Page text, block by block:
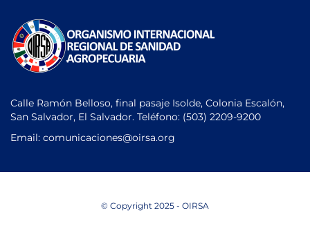
Calle Ramón Belloso, final pasaje Isolde, Colonia Escalón,
San Salvador, El Salvador. Teléfono: (503) 2209-9200
Email: comunicaciones@oirsa.org
© Copyright 2025 - OIRSA